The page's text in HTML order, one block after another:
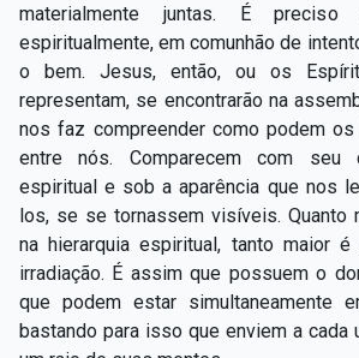
materialmente juntas. É
espiritualmente, em comunhão de
o bem. Jesus, então, ou os
representam, se encontrarão na
nos faz compreender como podem
entre nós. Comparecem com seu
espiritual e sob a aparência que nos
los, se se tornassem visíveis. Quanto
na hierarquia espiritual, tanto maior
irradiação. É assim que possuem o
que podem estar simultaneamente
bastando para isso que enviem a cada